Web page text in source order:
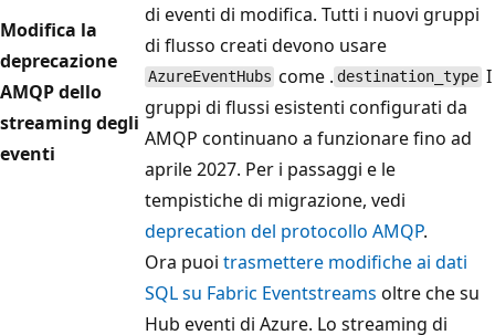
Modifica la
deprecazione
AMQP dello
streaming degli
eventi
di eventi di modifica. Tutti i nuovi gruppi
di flusso creati devono usare
AzureEventHubs come . destination_type I
gruppi di flussi esistenti configurati da
AMQP continuano a funzionare fino ad
aprile 2027. Per i passaggi e le
tempistiche di migrazione, vedi
deprecation del protocollo AMQP.
Ora puoi trasmettere modifiche ai dati
SQL su Fabric Eventstreams oltre che su
Hub eventi di Azure. Lo streaming di